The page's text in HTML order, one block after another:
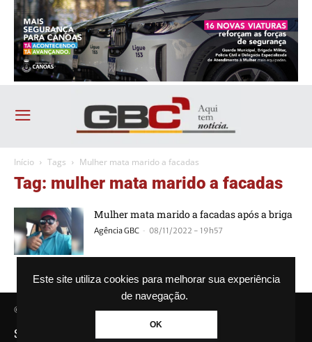
Este site utiliza cookies para melhorar sua experiência
de navegação.
OK
Início Tags Mulher mata marido a facadas
Tag: mulher mata marido a facadas
Mulher mata marido a facadas após a briga
Agência GBC - 08/11/2022 - 19h57
© Agência GBC. Aqui tem notícia. Todos os direitos reservados.
SAIBA MAIS SOBRE A AGÊNCIA GBC